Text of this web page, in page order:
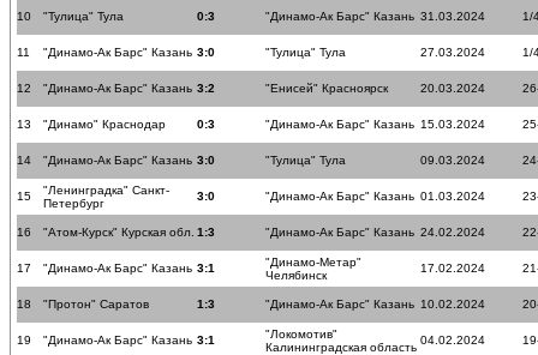
10 "Тулица" Тула 0:3 "Динамо-Ак Барс" Казань 31.03.2024 1/
11 "Динамо-Ак Барс" Казань 3:0 "Тулица" Тула 27.03.2024 1/
12 "Динамо-Ак Барс" Казань 3:2 "Енисей" Красноярск 20.03.2024
13 "Динамо" Краснодар 0:3 "Динамо-Ак Барс" Казань 15.03.2024
14 "Динамо-Ак Барс" Казань 3:0 "Тулица" Тула 09.03.2024
15
"Ленинградка" Санкт-
Петербург
3:0 "Динамо-Ак Барс" Казань 01.03.2024
16 "Атом-Курск" Курская обл. 1:3 "Динамо-Ак Барс" Казань 24.02.2024
17 "Динамо-Ак Барс" Казань 3:1
"Динамо-Метар"
Челябинск
17.02.2024
18 "Протон" Саратов 1:3 "Динамо-Ак Барс" Казань 10.02.2024
19 "Динамо-Ак Барс" Казань 3:1
"Локомотив"
Калининградская область
04.02.2024